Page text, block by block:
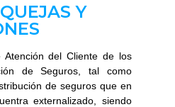
Y
Atención del Cliente de los
de Seguros, tal como
de seguros que en
externalizado, siendo